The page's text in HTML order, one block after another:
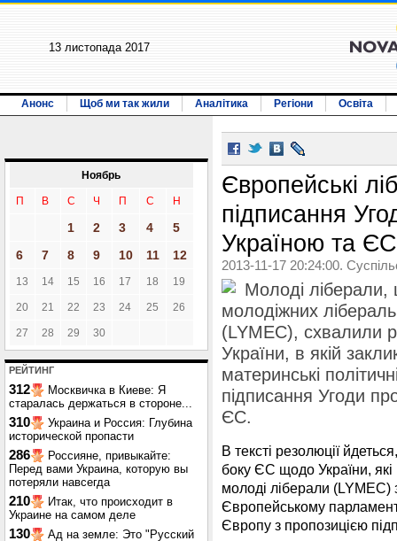
13 листопада 2017
Анонс Щоб ми так жили Аналітика Регіони Освіта
Ноябрь
П В С Ч П С Н
1 2 3 4
5
6
7 8 9 10 11 12
13 14 15 16 17 18 19
20 21 22 23 24 25 26
27 28 29 30
РЕЙТИНГ
312
Москвичка в Киеве: Я
старалась держаться в стороне...
310
Украина и Россия: Глубина
исторической пропасти
286
Россияне, привыкайте:
Перед вами Украина, которую вы
потеряли навсегда
210
Итак, что происходит в
Украине на самом деле
130
Ад на земле: Это "Русский
Європейські
підписання
Україною та ЄС
2013-11-17 20:24:00.
Молоді
молодіжних
(LYMEC), схвалили
України, в якій
материнські
підписання Угоди
ЄС.
В тексті резолюції
боку ЄС щодо України,
молоді ліберали (LYMEC)
Європейському
Європу з пропозицією